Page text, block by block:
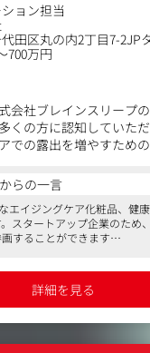
ョン担当
田区丸の内2丁目7-2JP
700万円
会社ブレインスリープ
くの方に認知していた
での露出を増やすため
＞
ン戦略立案
実行、分析・振り返り
Twitter）
スリープについて
らの一言
エイジングケア化粧品、健
スタートアップ企業のため
することができます
可能な制度を導入。育休復
た柔軟な働き方が可能です
詳細を見る